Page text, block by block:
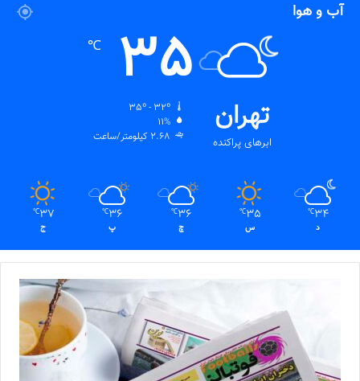
آب و هوا
تهران
ابرهای پراکنده
35
℃
11%
2.68 کیلومتر/ساعت
34
℃
د
35
℃
س
36
℃
چ
36
℃
پ
37
℃
ج